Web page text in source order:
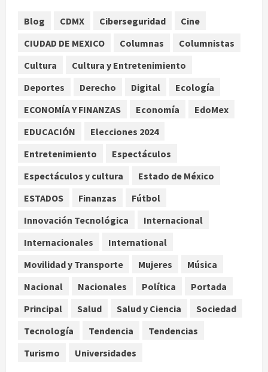
México y Perú restablecen
años de enfrentamientos
agosto 8, 2026
Brandon Clarke por consumo de
heroína y cocaína
4
Estados Unidos reanuda
aguacate desde México
agosto 8, 2026
Rolex al equipo de Junior H en el
AICM
Blog CDMX Ciberseguridad
Cine
CIUDAD DE MEXICO
Columnas
Columnistas
Cultura
Cultura y Entretenimiento
Deportes
Derecho Digital
Ecología
ECONOMÍA Y FINANZAS
Economía
EdoMex
EDUCACIÓN
Elecciones 2024
Entretenimiento
Espectáculos
Espectáculos y cultura
Estado de México
ESTADOS
Finanzas
Fútbol
Innovación Tecnológica
Internacional
Internacionales
International
Movilidad y Transporte
Mujeres
Música
Nacional
Nacionales Política
Portada
Principal
Salud Salud y Ciencia
Sociedad
Tecnología
Tendencia
Tendencias
Turismo
Universidades